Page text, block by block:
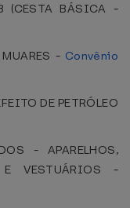
BÁSICA -
- Convênio
DE PETRÓLEO
- APARELHOS,
E VESTUÁRIOS -